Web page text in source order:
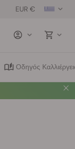
EUR €
Saved
Οδηγός